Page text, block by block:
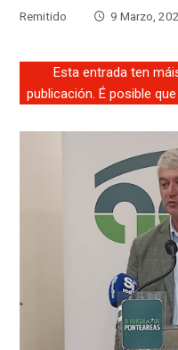
Remitido
9 Marzo,
Esta entrada ten
publicación. É posible